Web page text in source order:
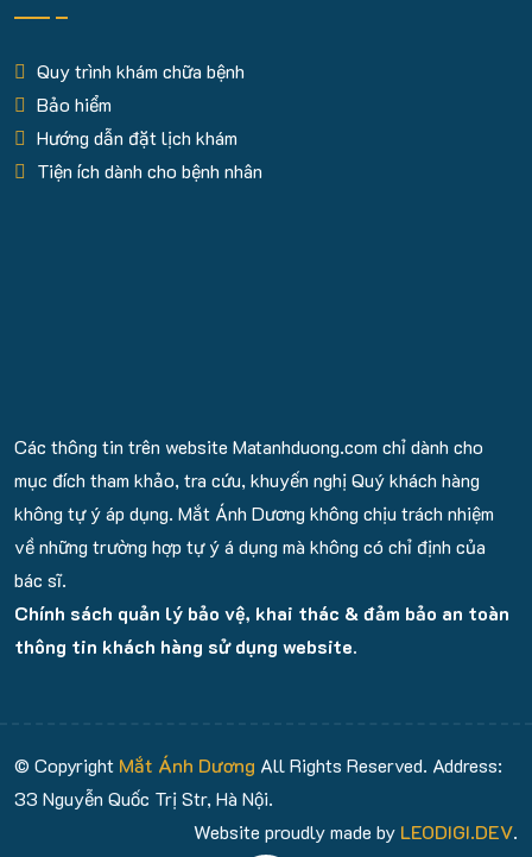
Quy trình khám chữa bệnh
Bảo hiểm
Hướng dẫn đặt lịch khám
Tiện ích dành cho bệnh nhân
Các thông tin trên website Matanhduong.com chỉ dành cho
mục đích tham khảo, tra cứu, khuyến nghị Quý khách hàng
không tự ý áp dụng. Mắt Ánh Dương không chịu trách nhiệm
về những trường hợp tự ý á dụng mà không có chỉ định của
bác sĩ.
Chính sách quản lý bảo vệ, khai thác & đảm bảo an toàn
thông tin khách hàng sử dụng website.
© Copyright Mắt Ánh Dương All Rights Reserved. Address:
33 Nguyễn Quốc Trị Str, Hà Nội.
Website proudly made by LEODIGI.DEV.